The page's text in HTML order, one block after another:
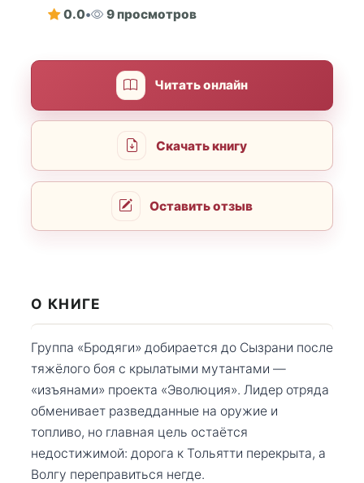
0.0• 9 просмотров
Читать онлайн
Скачать книгу
Оставить отзыв
О КНИГЕ
Группа «Бродяги» добирается до Сызрани после
тяжёлого боя с крылатыми мутантами —
«изъянами» проекта «Эволюция». Лидер отряда
обменивает разведданные на оружие и
топливо, но главная цель остаётся
недостижимой: дорога к Тольятти перекрыта, а
Волгу переправиться негде.